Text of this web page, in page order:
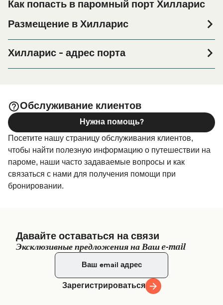
Как попасть в паромный порт Хилларис
Размещение в Хилларис
или его окрестностях перед или после вашей поездки,
или если вы ищете вариант проживания на весь
Хилларис - адрес порта
Обслуживание клиентов
Посетите нашу страницу обслуживания клиентов,
чтобы найти полезную информацию о путешествии на
пароме, наши часто задаваемые вопросы и как
связаться с нами для получения помощи при
бронировании.
Нужна помощь?
Давайте оставаться на связи
Эксклюзивные предложения на Ваш e-mail
Зарегистрироваться